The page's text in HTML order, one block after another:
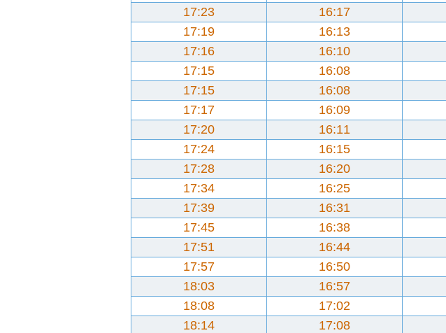
16:17
17:23
16:13
17:19
16:10
17:16
16:08
17:15
16:08
17:15
16:09
17:17
16:11
17:20
16:15
17:24
16:20
17:28
16:25
17:34
16:31
17:39
16:38
17:45
16:44
17:51
16:50
17:57
16:57
18:03
17:02
18:08
17:08
18:14